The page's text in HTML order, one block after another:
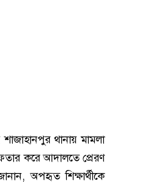
থানায় মামলা
করে আদালতে প্রেরণ
অপহৃত শিক্ষার্থীকে